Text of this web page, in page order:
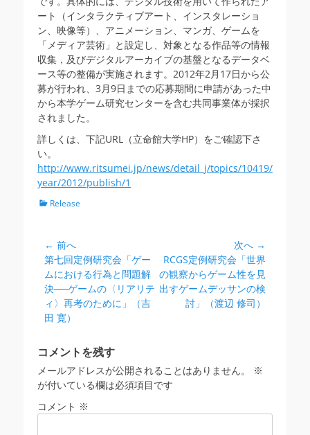
ート（インタラクティブアート、インスタレーショ
ン、映像等）、アニメーション、マンガ、ゲームを
「メディア芸術」と設定し、対象となる作品等の情報
収集，及びデジタルアーカイブの基盤となるデータベ
ース等の整備が実施されます。2012年2月17日から公
募が行われ、3月9日までの応募期間に申請があった中
から本学ゲーム研究センターを含む共同事業体が採択
されました。
詳しくは、下記URL（立命館大学HP）をご確認下さ
い。
http://www.ritsumei.jp/news/detail_j/topics/10419/
year/2012/publish/1
カ Release
投
稿
ナ
ビ
ゲ
シ
ョ
ン
← 前へ
前
の
投
稿:
第七回定例研究会「ゲー
ムにおける行為と問題解
決──ゲームの〈リアリテ
ィ〉再考のために」（吉
田 寛）
次へ →
の
投
RCGS定例研究会「世界
の観察からゲーム性を見
出すゲームデッサンの検
討」（渡辺 修司）
コメントを残す
メールアドレスが公開されることはありません。
※
が付いている欄は必須項目です
コメント ※